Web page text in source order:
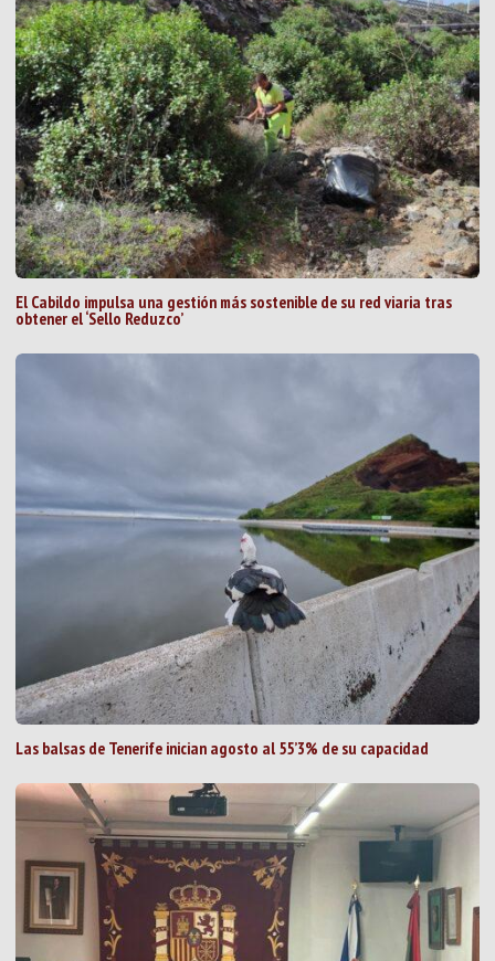
El Cabildo impulsa una gestión más sostenible de su red viaria tras
obtener el ‘Sello Reduzco’
Las balsas de Tenerife inician agosto al 55’3% de su capacidad